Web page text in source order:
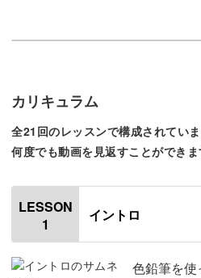
3枚のポストカード作品を通し
難しく考えずに、植物や花を“そ
お教えします。
最小限の道具で迷わず始められ
ぶりでも大丈夫◎
カリキュラム
全21回のレッスンで構成されていま
何度でも動画を見返すことができま
LESSON
1
イントロ
色鉛筆を